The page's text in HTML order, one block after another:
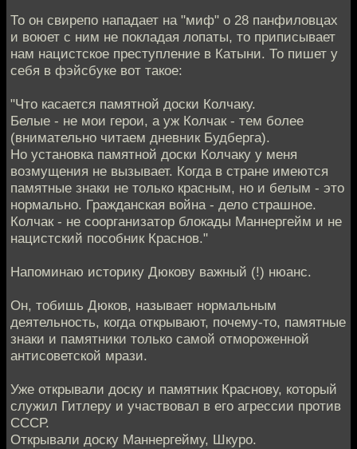
То он свирепо нападает на "миф" о 28 панфиловцах
и воюет с ним не покладая лопаты, то приписывает
нам нацистское преступление в Катыни. То пишет у
себя в фэйсбуке вот такое:
"Что касается памятной доски Колчаку.
Белые - не мои герои, а уж Колчак - тем более
(внимательно читаем дневник Будберга).
Но установка памятной доски Колчаку у меня
возмущения не вызывает. Когда в стране имеются
памятные знаки не только красным, но и белым - это
нормально. Гражданская война - дело страшное.
Колчак - не соорганизатор блокады Маннергейм и не
нацистский пособник Краснов."
Напоминаю историку Дюкову важный (!) нюанс.
Он, тобишь Дюков, называет нормальным
деятельность, когда открывают, почему-то, памятные
знаки и памятники только самой отмороженной
антисоветской мрази.
Уже открывали доску и памятник Краснову, который
служил Гитлеру и участвовал в его агрессии против
СССР.
Открывали доску Маннергейму, Шкуро.